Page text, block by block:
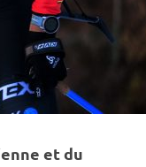
et du